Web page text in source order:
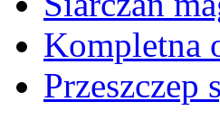
Kompletna
Przeszczep